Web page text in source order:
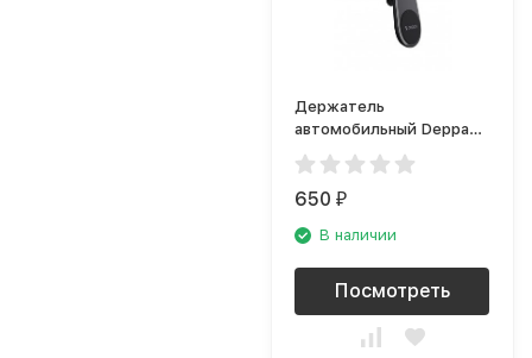
Держатель
автомобильный Deppa
Mage Bend 55171,
чёрный
650₽
В наличии
Посмотреть